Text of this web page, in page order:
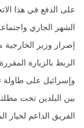
على الدفع في هذا
الشهر الجاري
إصرار وزير الخارجية
الربط بالزيارة
وإسرائيل على طاولة
بين البلدين تحت
الفريق الداعم